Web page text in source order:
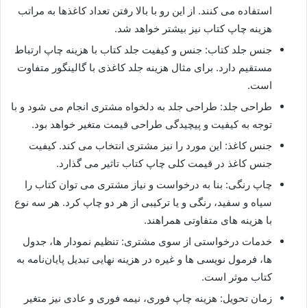
استفاده می کنند. از این رو با بالا رفتن تعداد کاغذها به مراتب
هزینه چاپ کتاب نیز بیشتر خواهد شد.
جنس جلد کتاب: جنس و کیفیت جلد کتاب با هزینه چاپ ارتباط
مستقیم دارد. برای مثال هزینه جلد کاغذی با گالینگور متفاوت
است.
طراحی جلد: طراحی جلد به دلخواه مشتری انجام می شود و با
توجه به کیفیت و پیچیدگی طراحی قیمت متغیر خواهد بود.
جنس کاغذ: این مورد را نیز مشتری انتخاب می کند. کیفیت
جنس کاغذ در قیمت کلی چاپ کتاب تاثیر می گذارد.
چاپ رنگی: بنا به درخواست و نیاز مشتری می توان کتاب را
سیاه و سفید، رنگی و یا ترکیبی از هر دو چاپ کرد. هر سه نوع
با هزینه های متفاوتی همراهند.
خدمات درخواستی از سوی مشتری: تنظیم نمودار ها، جدول
ها، فرمول نویسی ها و غیره در هزینه نهایی تبدیل پایان‌نامه به
کتاب موثر است.
زمان تحویل: هزینه چاپ فوری، نیمه فوری و عادی نیز متغیر